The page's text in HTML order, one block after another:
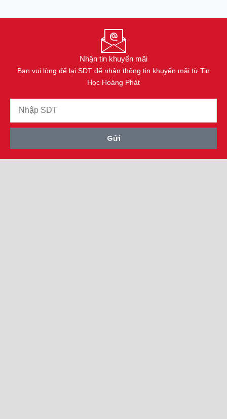
Nhận tin khuyến mãi
Bạn vui lòng để lại SDT để nhận thông tin khuyến mãi từ Tin
Học Hoàng Phát
Gửi